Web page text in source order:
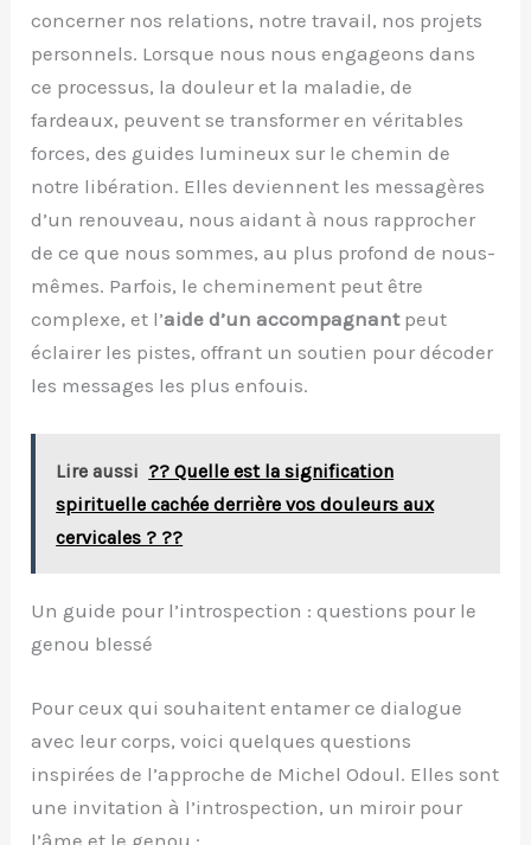
concerner nos relations, notre travail, nos projets
personnels. Lorsque nous nous engageons dans
ce processus, la douleur et la maladie, de
fardeaux, peuvent se transformer en véritables
forces, des guides lumineux sur le chemin de
notre libération. Elles deviennent les messagères
d’un renouveau, nous aidant à nous rapprocher
de ce que nous sommes, au plus profond de nous-
mêmes. Parfois, le cheminement peut être
complexe, et l’aide d’un accompagnantpeut
éclairer les pistes, offrant un soutien pour décoder
les messages les plus enfouis.
Lire aussi ?? Quelle est la signification
spirituelle cachée derrière vos douleurs aux
cervicales ? ??
Un guide pour l’introspection : questions pour le
genou blessé
Pour ceux qui souhaitent entamer ce dialogue
avec leur corps, voici quelques questions
inspirées de l’approche de Michel Odoul. Elles sont
une invitation à l’introspection, un miroir pour
l’âme et le genou :